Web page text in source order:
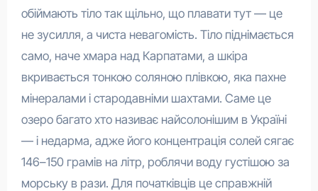
обіймають тіло так щільно, що плавати тут — це
не зусилля, а чиста невагомість. Тіло піднімається
само, наче хмара над Карпатами, а шкіра
вкривається тонкою соляною плівкою, яка пахне
мінералами і стародавніми шахтами. Саме це
озеро багато хто називає найсолонішим в Україні
— і недарма, адже його концентрація солей сягає
146–150 грамів на літр, роблячи воду густішою за
морську в рази. Для початківців це справжній